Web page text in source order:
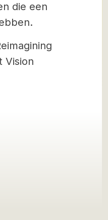
die een
Vision